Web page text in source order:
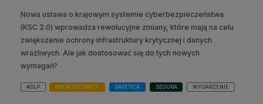
Nowa ustawa o krajowym systemie cyberbezpieczeństwa
(KSC 2.0) wprowadza rewolucyjne zmiany, które mają na celu
zwiększenie ochrony infrastruktury krytycznej i danych
wrażliwych. Ale jak dostosować się do tych nowych
wymagań?
#DLP HOLM SECURITY SAFETICA SEGURA WYDARZENIE